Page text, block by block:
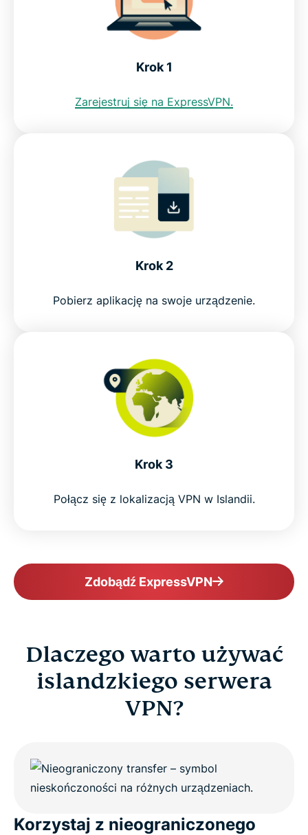
Sprawdź, dlaczego ExpressVPN to najlepszy VPN
Czy darmowy VPN oferuje islandzkie IP?
FAQ: korzystanie z VPN dla Islandii
ExpressVPN dla innych krajów
Przekonaj się dlaczego użytkownicy w Islandii
Krok 1
Zarejestruj się na ExpressVPN.
Krok 2
Pobierz aplikację na swoje urządzenie.
Krok 3
Połącz się z lokalizacją VPN w Islandii.
Zdobądź ExpressVPN
Dlaczego warto używać
islandzkiego serwera
VPN?
Korzystaj z nieograniczonego